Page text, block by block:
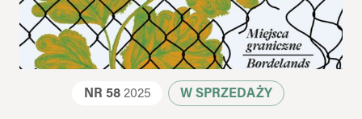
NR 582025 W SPRZEDAŻY